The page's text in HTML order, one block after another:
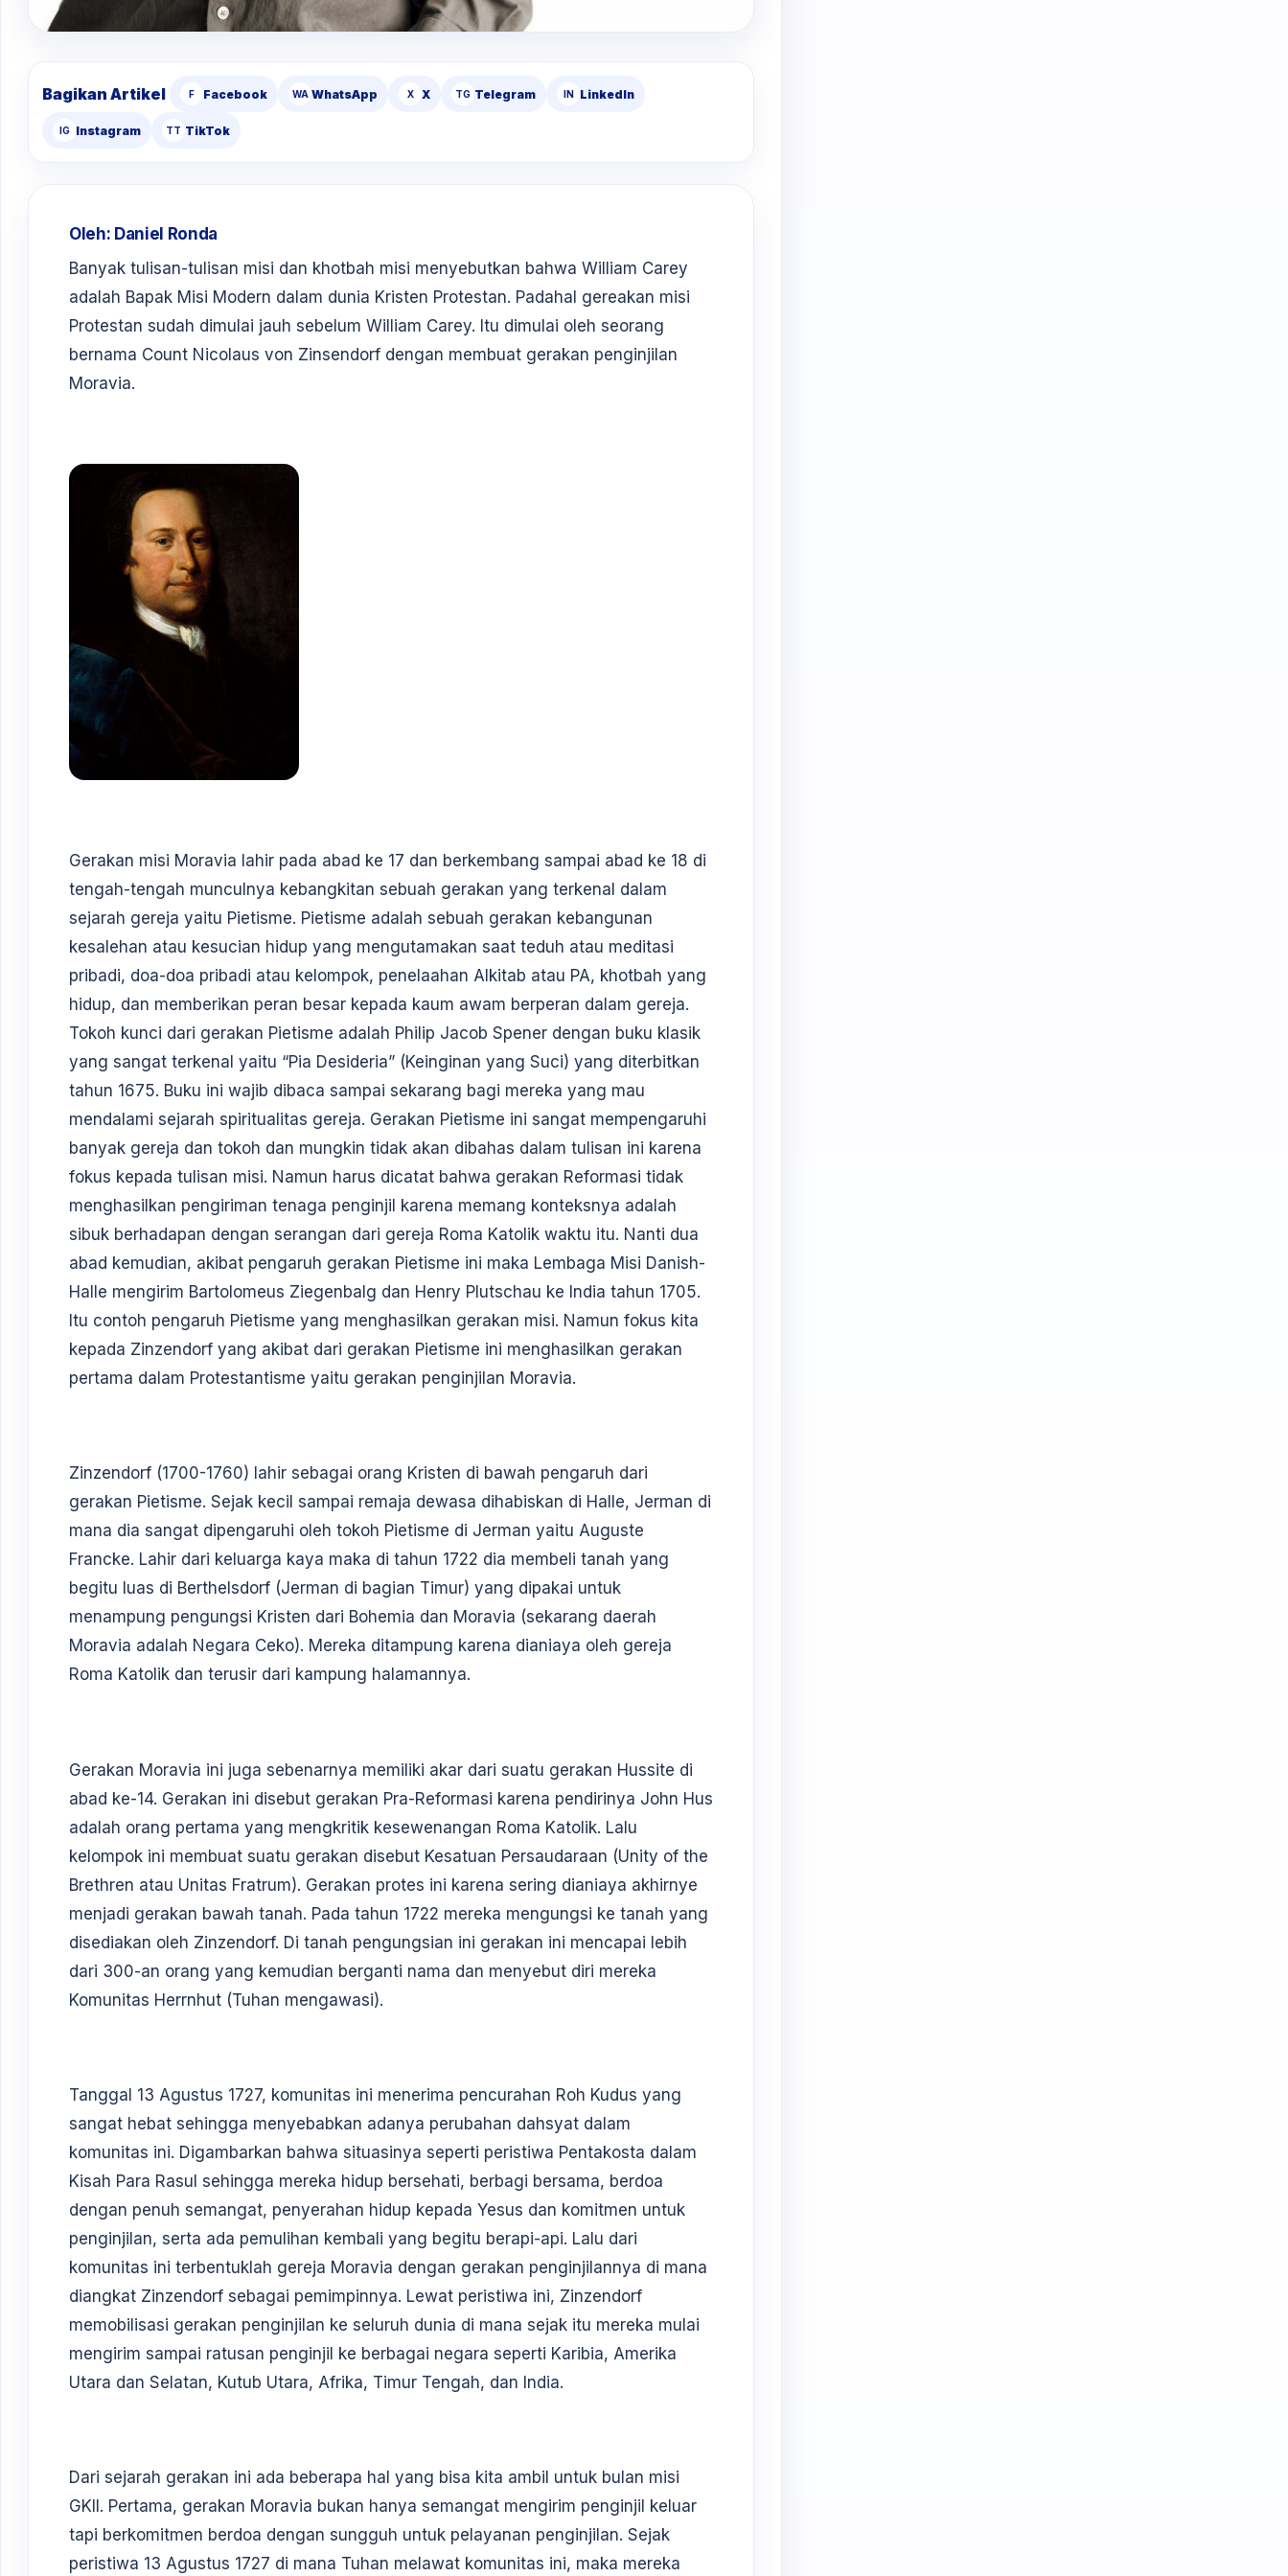
Bagikan Artikel F Facebook WA WhatsApp X X TG Telegram IN LinkedIn
IG Instagram TT TikTok
Oleh: Daniel Ronda
Banyak tulisan-tulisan misi dan khotbah misi menyebutkan bahwa William Carey
adalah Bapak Misi Modern dalam dunia Kristen Protestan. Padahal gereakan misi
Protestan sudah dimulai jauh sebelum William Carey. Itu dimulai oleh seorang
bernama Count Nicolaus von Zinsendorf dengan membuat gerakan penginjilan
Moravia.
Gerakan misi Moravia lahir pada abad ke 17 dan berkembang sampai abad ke 18 di
tengah-tengah munculnya kebangkitan sebuah gerakan yang terkenal dalam
sejarah gereja yaitu Pietisme. Pietisme adalah sebuah gerakan kebangunan
kesalehan atau kesucian hidup yang mengutamakan saat teduh atau meditasi
pribadi, doa-doa pribadi atau kelompok, penelaahan Alkitab atau PA, khotbah yang
hidup, dan memberikan peran besar kepada kaum awam berperan dalam gereja.
Tokoh kunci dari gerakan Pietisme adalah Philip Jacob Spener dengan buku klasik
yang sangat terkenal yaitu “Pia Desideria” (Keinginan yang Suci) yang diterbitkan
tahun 1675. Buku ini wajib dibaca sampai sekarang bagi mereka yang mau
mendalami sejarah spiritualitas gereja. Gerakan Pietisme ini sangat mempengaruhi
banyak gereja dan tokoh dan mungkin tidak akan dibahas dalam tulisan ini karena
fokus kepada tulisan misi. Namun harus dicatat bahwa gerakan Reformasi tidak
menghasilkan pengiriman tenaga penginjil karena memang konteksnya adalah
sibuk berhadapan dengan serangan dari gereja Roma Katolik waktu itu. Nanti dua
abad kemudian, akibat pengaruh gerakan Pietisme ini maka Lembaga Misi Danish-
Halle mengirim Bartolomeus Ziegenbalg dan Henry Plutschau ke India tahun 1705.
Itu contoh pengaruh Pietisme yang menghasilkan gerakan misi. Namun fokus kita
kepada Zinzendorf yang akibat dari gerakan Pietisme ini menghasilkan gerakan
pertama dalam Protestantisme yaitu gerakan penginjilan Moravia.
Zinzendorf (1700-1760) lahir sebagai orang Kristen di bawah pengaruh dari
gerakan Pietisme. Sejak kecil sampai remaja dewasa dihabiskan di Halle, Jerman di
mana dia sangat dipengaruhi oleh tokoh Pietisme di Jerman yaitu Auguste
Francke. Lahir dari keluarga kaya maka di tahun 1722 dia membeli tanah yang
begitu luas di Berthelsdorf (Jerman di bagian Timur) yang dipakai untuk
menampung pengungsi Kristen dari Bohemia dan Moravia (sekarang daerah
Moravia adalah Negara Ceko). Mereka ditampung karena dianiaya oleh gereja
Roma Katolik dan terusir dari kampung halamannya.
Gerakan Moravia ini juga sebenarnya memiliki akar dari suatu gerakan Hussite di
abad ke-14. Gerakan ini disebut gerakan Pra-Reformasi karena pendirinya John Hus
adalah orang pertama yang mengkritik kesewenangan Roma Katolik. Lalu
kelompok ini membuat suatu gerakan disebut Kesatuan Persaudaraan (Unity of the
Brethren atau Unitas Fratrum). Gerakan protes ini karena sering dianiaya akhirnye
menjadi gerakan bawah tanah. Pada tahun 1722 mereka mengungsi ke tanah yang
disediakan oleh Zinzendorf. Di tanah pengungsian ini gerakan ini mencapai lebih
dari 300-an orang yang kemudian berganti nama dan menyebut diri mereka
Komunitas Herrnhut (Tuhan mengawasi).
Tanggal 13 Agustus 1727, komunitas ini menerima pencurahan Roh Kudus yang
sangat hebat sehingga menyebabkan adanya perubahan dahsyat dalam
komunitas ini. Digambarkan bahwa situasinya seperti peristiwa Pentakosta dalam
Kisah Para Rasul sehingga mereka hidup bersehati, berbagi bersama, berdoa
dengan penuh semangat, penyerahan hidup kepada Yesus dan komitmen untuk
penginjilan, serta ada pemulihan kembali yang begitu berapi-api. Lalu dari
komunitas ini terbentuklah gereja Moravia dengan gerakan penginjilannya di mana
diangkat Zinzendorf sebagai pemimpinnya. Lewat peristiwa ini, Zinzendorf
memobilisasi gerakan penginjilan ke seluruh dunia di mana sejak itu mereka mulai
mengirim sampai ratusan penginjil ke berbagai negara seperti Karibia, Amerika
Utara dan Selatan, Kutub Utara, Afrika, Timur Tengah, dan India.
Dari sejarah gerakan ini ada beberapa hal yang bisa kita ambil untuk bulan misi
GKII. Pertama, gerakan Moravia bukan hanya semangat mengirim penginjil keluar
tapi berkomitmen berdoa dengan sungguh untuk pelayanan penginjilan. Sejak
peristiwa 13 Agustus 1727 di mana Tuhan melawat komunitas ini, maka mereka